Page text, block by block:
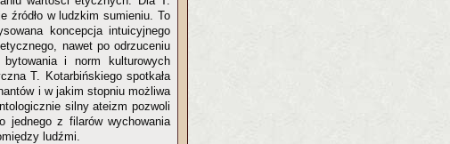
źródło w ludzkim sumieniu. To
koncepcja intuicyjnego
nawet po odrzuceniu
i norm kulturowych
T. Kotarbińskiego spotkała
i w jakim stopniu możliwa
silny ateizm pozwoli
jednego z filarów wychowania
ludźmi.